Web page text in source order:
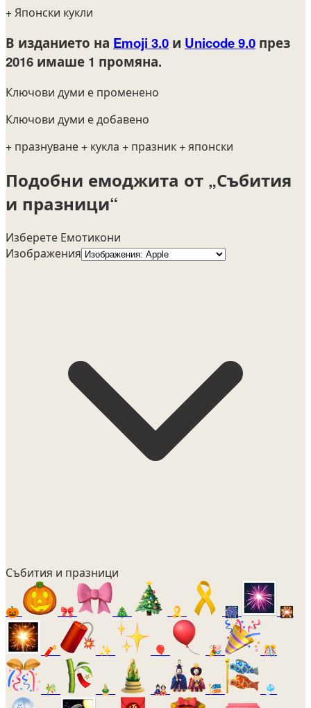
+ Японски кукли
В изданието на Emoji 3.0 и Unicode 9.0 през
2016 имаше 1 промяна.
Ключови думи е променено
Ключови думи е добавено
+ празнуване + кукла + празник + японски
Подобни емоджита от „Събития
и празници“
Изберете Емотикони
Изображения
Събития и празници
🎃 🎀 🎄 🎗️ 🎆 🎇
🧨 ✨ 🎈 🎉 🎊
🎋 🎍 🎎 🎏 🎐